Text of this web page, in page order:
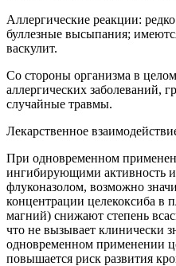
Аллергические реакции:
буллезные высыпания;
васкулит.
Со стороны организма в
аллергических заболеваний,
случайные травмы.
Лекарственное
При одновременном
ингибирующими активность
флуконазолом, возможно
концентрации целекоксиба
магний) снижают степень
что не вызывает клинически
одновременном применении
повышается риск развития